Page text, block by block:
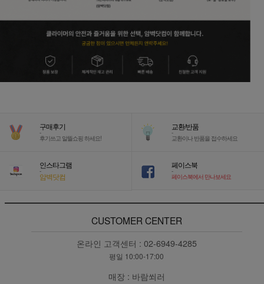
구매후기
-
후기쓰고 알뜰쇼핑 하세요!
교환/반품
-
교환이나 반품을 접수하세요
인스타그램
-
암벽닷컴
페이스북
-
페이스북에서 만나보세요
CUSTOMER CENTER
온라인 고객센터 : 02-6949-4285
평일 10:00-17:00
매장 : 바람쐬러